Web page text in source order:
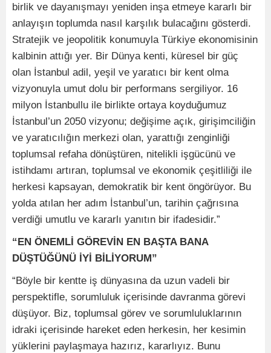
birlik ve dayanışmayı yeniden inşa etmeye kararlı bir
anlayışın toplumda nasıl karşılık bulacağını gösterdi.
Stratejik ve jeopolitik konumuyla Türkiye ekonomisinin
kalbinin attığı yer. Bir Dünya kenti, küresel bir güç
olan İstanbul adil, yeşil ve yaratıcı bir kent olma
vizyonuyla umut dolu bir performans sergiliyor. 16
milyon İstanbullu ile birlikte ortaya koyduğumuz
İstanbul’un 2050 vizyonu; değişime açık, girişimciliğin
ve yaratıcılığın merkezi olan, yarattığı zenginliği
toplumsal refaha dönüştüren, nitelikli işgücünü ve
istihdamı artıran, toplumsal ve ekonomik çeşitliliği ile
herkesi kapsayan, demokratik bir kent öngörüyor. Bu
yolda atılan her adım İstanbul’un, tarihin çağrısına
verdiği umutlu ve kararlı yanıtın bir ifadesidir.”
“EN ÖNEMLİ GÖREVİN EN BAŞTA BANA
DÜŞTÜĞÜNÜ İYİ BİLİYORUM”
“Böyle bir kentte iş dünyasına da uzun vadeli bir
perspektifle, sorumluluk içerisinde davranma görevi
düşüyor. Biz, toplumsal görev ve sorumluluklarının
idraki içerisinde hareket eden herkesin, her kesimin
yüklerini paylaşmaya hazırız, kararlıyız. Bunu